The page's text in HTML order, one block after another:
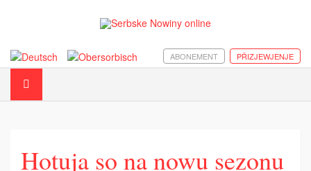
PŘIZJEWJENJE
ABONEMENT
Hotuja so na nowu sezonu